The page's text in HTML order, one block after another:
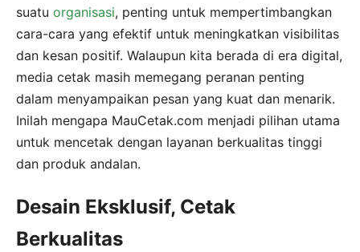
suatu organisasi, penting untuk mempertimbangkan
cara-cara yang efektif untuk meningkatkan visibilitas
dan kesan positif. Walaupun kita berada di era digital,
media cetak masih memegang peranan penting
dalam menyampaikan pesan yang kuat dan menarik.
Inilah mengapa MauCetak.com menjadi pilihan utama
untuk mencetak dengan layanan berkualitas tinggi
dan produk andalan.
Desain Eksklusif, Cetak
Berkualitas